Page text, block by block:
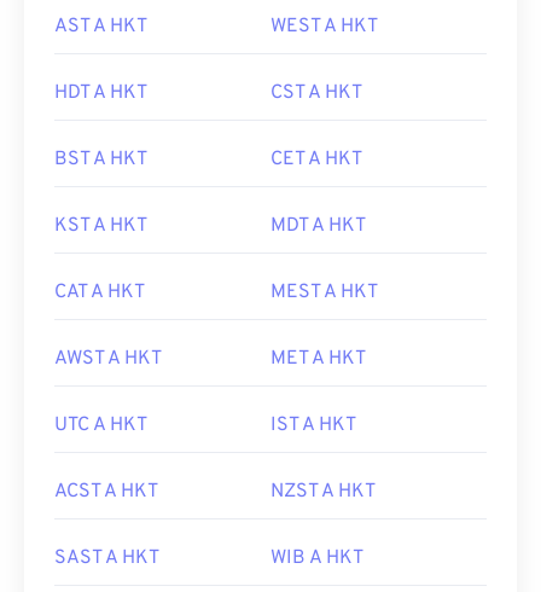
AST A HKT WEST A HKT
HDT A HKT CST A HKT
BST A HKT CET A HKT
KST A HKT MDT A HKT
CAT A HKT MEST A HKT
AWST A HKT MET A HKT
UTC A HKT IST A HKT
ACST A HKT NZST A HKT
SAST A HKT WIB A HKT